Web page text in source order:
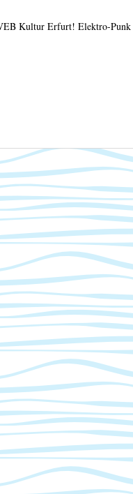
Kultur Erfurt! Elektro-Punk